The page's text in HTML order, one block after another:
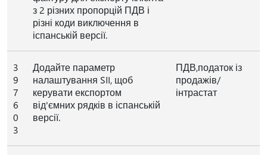
з 2 різних пропорцій ПДВ і
різні коди виключення в
іспанській версії.
3
9
7
6
0
3
Додайте параметр
налаштування SII, щоб
керувати експортом
від'ємних рядків в іспанській
версії.
ПДВ,податок із
продажів/
інтрастат